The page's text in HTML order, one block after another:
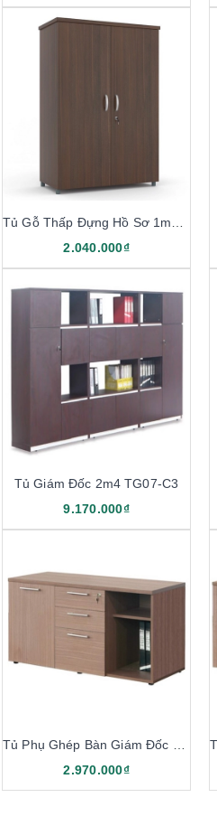
2.040.000₫
Tủ Giám Đốc 2m4 TG07-C3
9.170.000₫
2.970.000₫